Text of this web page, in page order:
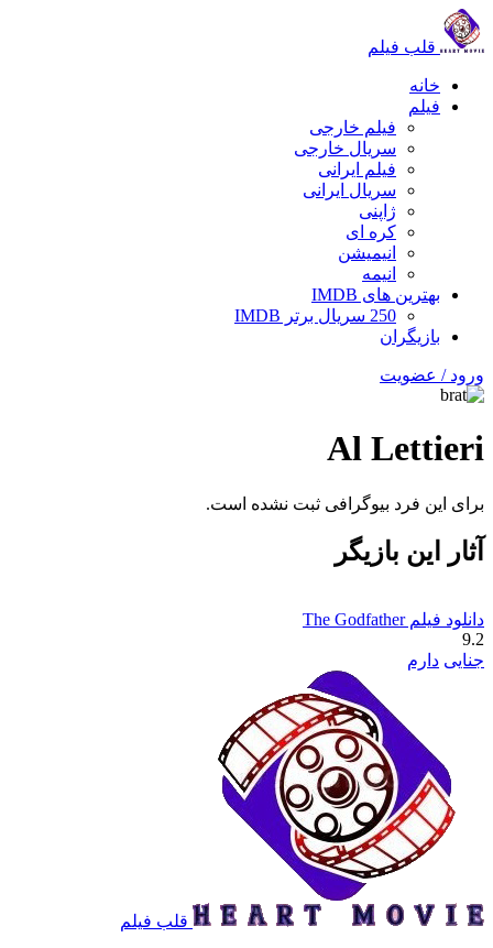
قلب فیلم
خانه
فیلم
فیلم خارجی
سریال خارجی
فیلم ایرانی
سریال ایرانی
ژاپنی
کره ای
انیمیشن
انیمه
بهترین های IMDB
250 سریال برتر IMDB
بازیگران
ورود / عضویت
Al Lettieri
برای این فرد بیوگرافی ثبت نشده است.
آثار این بازیگر
دانلود فیلم The Godfather
9.2
جنایی دارم
قلب فیلم